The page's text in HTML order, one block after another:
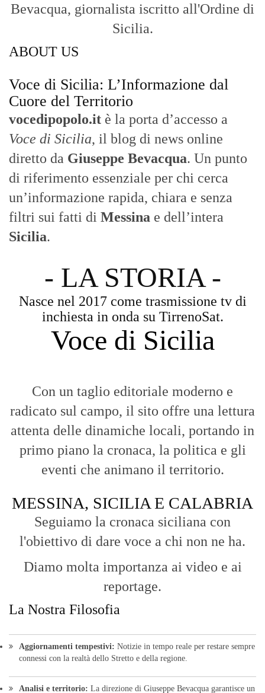
Bevacqua, giornalista iscritto all'Ordine di
Sicilia.
ABOUT US
Voce di Sicilia: L’Informazione dal
Cuore del Territorio
vocedipopolo.it è la porta d’accesso a
Voce di Sicilia, il blog di news online
diretto da Giuseppe Bevacqua. Un punto
di riferimento essenziale per chi cerca
un’informazione rapida, chiara e senza
filtri sui fatti di Messina e dell’intera
Sicilia.
- LA STORIA -
Nasce nel 2017 come trasmissione tv di
inchiesta in onda su TirrenoSat.
Voce di Sicilia
Con un taglio editoriale moderno e
radicato sul campo, il sito offre una lettura
attenta delle dinamiche locali, portando in
primo piano la cronaca, la politica e gli
eventi che animano il territorio.
MESSINA, SICILIA E CALABRIA
Seguiamo la cronaca siciliana con
l'obiettivo di dare voce a chi non ne ha.
Diamo molta importanza ai video e ai
reportage.
La Nostra Filosofia
Aggiornamenti tempestivi: Notizie in tempo reale per restare sempre
connessi con la realtà dello Stretto e della regione.
Analisi e territorio: La direzione di Giuseppe Bevacqua garantisce un